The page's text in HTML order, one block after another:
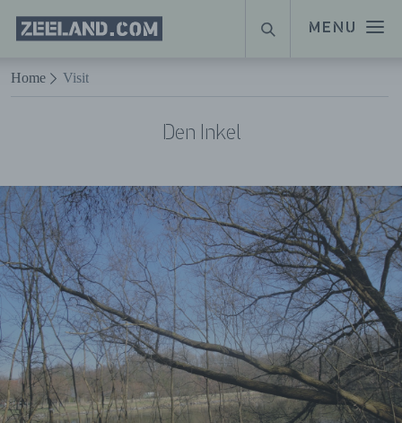
Naar hoofdinhoud
MENU
Homepage
Zeeland.com
SUCHE
Home Visit
Den Inkel